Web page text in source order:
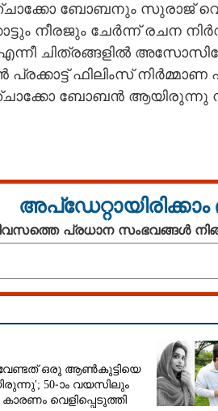
ബോബനും സുരാജ്
നീരജും ചേർന്ന് രചന
എന്നീ ചിത്രങ്ങളിൽ
പ്രക്കാട്ട് ഫിലിംസ്
ബോബൻ ആയിരുന്നു
പ്രധാന സംഭവങ്ങൾ
ഒരു ആൺകുട്ടിയെ
50-ാം വയസിലും
വെളിപ്പെടുത്തി
മാർട്ടിൻ പ്രക്കാട്ട് ചിത്രത്തിൽ